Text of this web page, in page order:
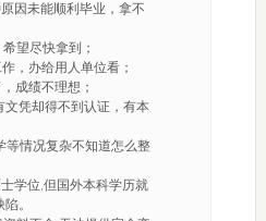
因未能顺利毕业，拿不
希望尽快拿到；
，办给用人单位看；
成绩不理想；
文凭却得不到认证，有本
等情况复杂不知道怎么整
学位,但国外本科学历就
。